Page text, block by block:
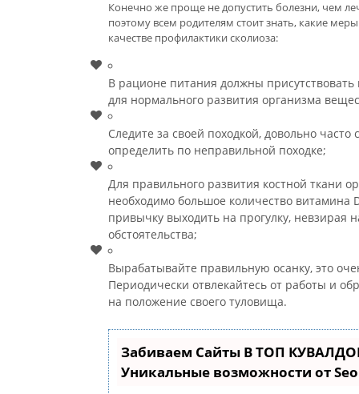
Конечно же проще не допустить болезни, чем
поэтому всем родителям стоит знать, какие
качестве профилактики сколиоза:
В рационе питания должны
для нормального развития организма
Следите за своей походкой, довольно часто
определить по неправильной походке;
Для правильного развития костной ткани
необходимо большое количество витамина
привычку выходить на прогулку, невзирая
обстоятельства;
Вырабатывайте правильную осанку, это
Периодически отвлекайтесь от работы и
на положение своего туловища.
Забиваем Сайты В ТОП
Уникальные возможности от